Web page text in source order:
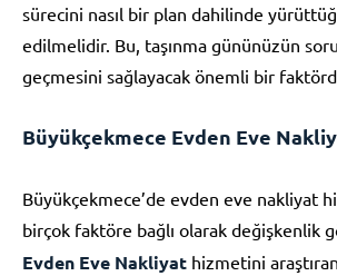
sürecini nasıl bir plan dahilinde
edilmelidir. Bu, taşınma gününüzün
geçmesini sağlayacak önemli bir
Büyükçekmece Evden Eve
Büyükçekmece’de evden eve nakliyat
birçok faktöre bağlı olarak değişkenlik
Evden Eve Nakliyat hizmetini